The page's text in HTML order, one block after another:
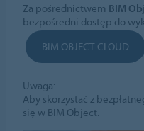
Za pośrednictwem BIM
bezpośredni dostęp do
BIM OBJECT-CLOUD
Uwaga:
Aby skorzystać z
się w BIM Object.